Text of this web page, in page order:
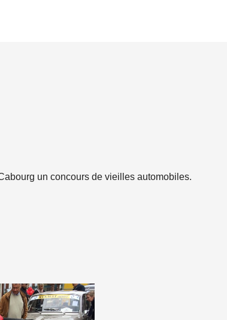
un concours de vieilles automobiles.